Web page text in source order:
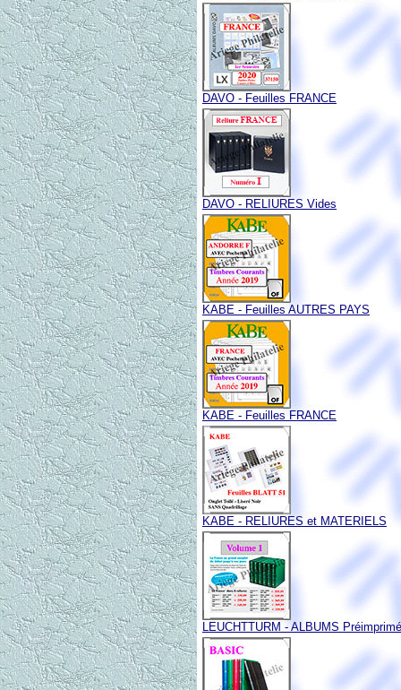
DAVO - Feuilles FRANCE
DAVO - RELIURES Vides
KABE - Feuilles AUTRES PAYS
KABE - Feuilles FRANCE
KABE - RELIURES et MATERIELS
LEUCHTTURM - ALBUMS